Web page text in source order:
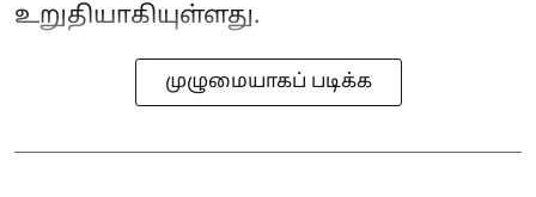
உறுதியாகியுள்ளது.
முழுமையாகப் படிக்க